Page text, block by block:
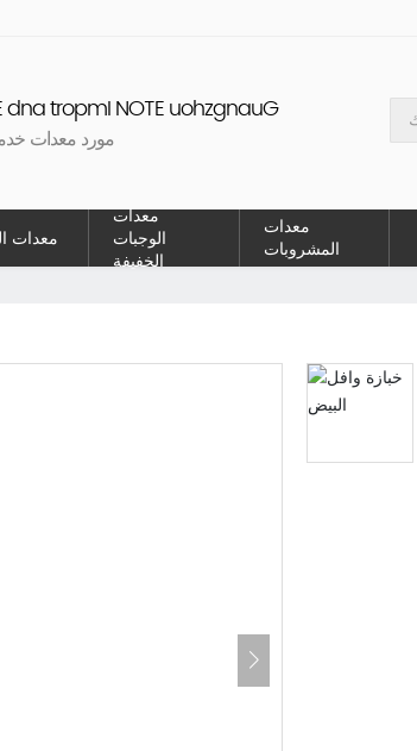
Import and Export Co,Ltd
مورد معدات
معدات
معدات
الوجبات
الخفيفة
معدات
المشروبات